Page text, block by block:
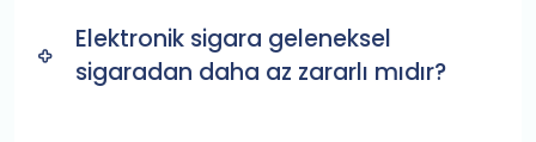
Elektronik sigara geleneksel
sigaradan daha az zararlı mıdır?